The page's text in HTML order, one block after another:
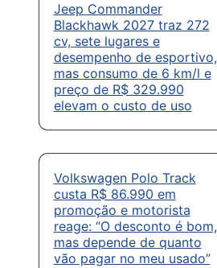
Jeep Commander
Blackhawk 2027 traz 272
cv, sete lugares e
desempenho de esportivo,
mas consumo de 6 km/l e
preço de R$ 329.990
elevam o custo de uso
Volkswagen Polo Track
custa R$ 86.990 em
promoção e motorista
reage: “O desconto é bom,
mas depende de quanto
vão pagar no meu usado”